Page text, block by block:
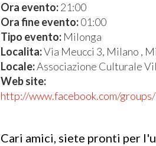
Ora evento:21:00
Ora fine evento:01:00
Tipo evento: Milonga
Localita:Via Meucci 3, Milano ,
Locale:Associazione Culturale
Web site:
http://www.facebook.com/
Cari amici, siete pronti per